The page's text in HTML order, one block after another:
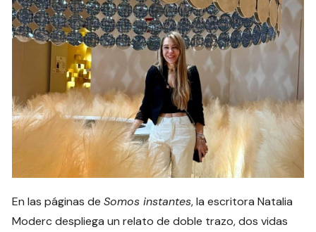
En las páginas deSomos instantes, la escritora Natalia
Moderc despliega un relato de doble trazo, dos vidas